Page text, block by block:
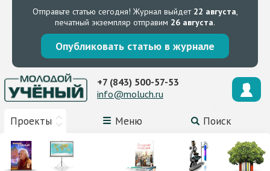
Отправьте статью сегодня! Журнал выйдет 22 августа,
печатный экземпляр отправим 26 августа.
Опубликовать статью в журнале
Проекты Меню Поиск
+7 (843) 500-57-53
info@moluch.ru